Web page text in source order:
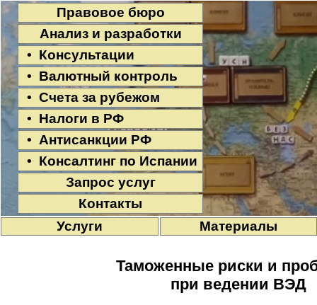
Правовое бюро
Анализ и разработки
• Консультации
• Валютный контроль
• Счета за рубежом
• Налоги в РФ
• Антисанкции РФ
• Консалтинг по Испании
Запрос услуг
Контакты
Услуги
Материалы
Таможенные риски и
при ведении ВЭД